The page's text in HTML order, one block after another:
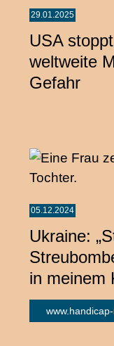
29.01.2025
USA
weltweite
Gefahr
05.12.2024
Ukraine:
in meinem